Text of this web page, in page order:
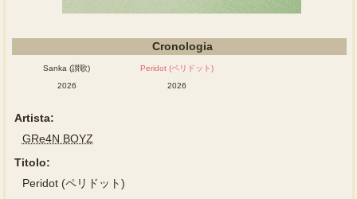
Cronologia
Sanka (讃歌)
2026
Peridot (ペリドット)
2026
Artista:
GRe4N BOYZ
Titolo:
Peridot (ペリドット)